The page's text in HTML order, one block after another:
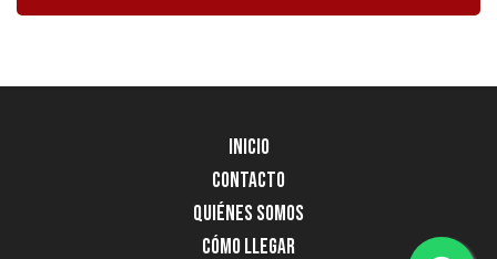
Inicio
Contacto
Quiénes Somos
Cómo llegar